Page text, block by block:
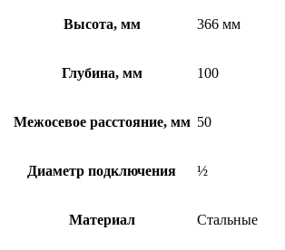
Высота, мм 366 мм
Глубина, мм 100
Межосевое расстояние, мм 50
Диаметр подключения ½
Материал Стальные